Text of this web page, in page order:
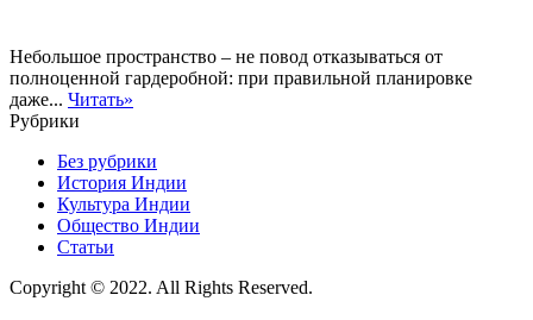
Небольшое пространство – не повод отказываться от
полноценной гардеробной: при правильной планировке
даже... Читать»
Рубрики
Без рубрики
История Индии
Культура Индии
Общество Индии
Статьи
Copyright © 2022. All Rights Reserved.